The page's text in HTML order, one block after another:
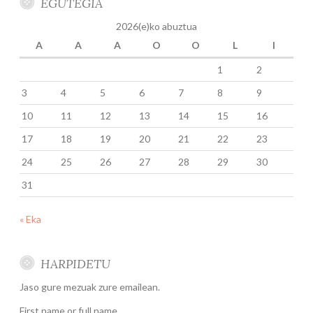
EGUTEGIA
2026(e)ko abuztua
A
A A O O L I
1
2
3
4 5 6 7 8
9
10
11 12 13 14 15
16
17
18 19 20 21 22
23
24
25 26 27 28 29
30
31
« Eka
HARPIDETU
Jaso gure mezuak zure emailean.
First name or full name